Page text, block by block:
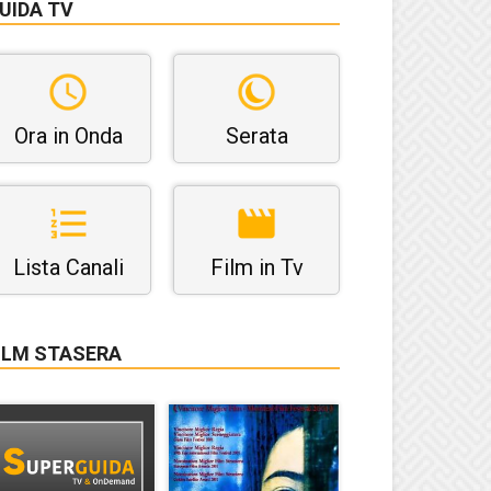
TV
Ora in Onda Serata
Lista Canali Film in Tv
STASERA